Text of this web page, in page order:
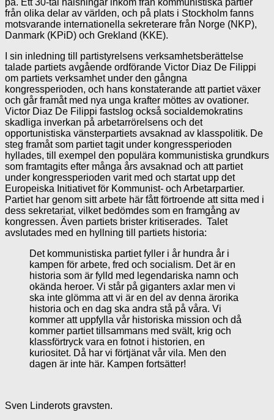
från olika delar av världen, och på plats i Stockholm fanns
motsvarande internationella sekreterare från Norge (NKP),
Danmark (KPiD) och Grekland (KKE).
I sin inledning till partistyrelsens verksamhetsberättelse
talade partiets avgående ordförande Victor Diaz De Filippi
om partiets verksamhet under den gångna
kongressperioden, och hans konstaterande att partiet växer
och går framåt med nya unga krafter möttes av ovationer.
Victor Diaz De Filippi fastslog också socialdemokratins
skadliga inverkan på arbetarrörelsens och det
opportunistiska vänsterpartiets avsaknad av klasspolitik. De
steg framåt som partiet tagit under kongressperioden
hyllades, till exempel den populära kommunistiska grundkurs
som framtagits efter många års avsaknad och att partiet
under kongressperioden varit med och startat upp det
Europeiska Initiativet för Kommunist- och Arbetarpartier.
Partiet har genom sitt arbete här fått förtroende att sitta med i
dess sekretariat, vilket bedömdes som en framgång av
kongressen. Även partiets brister kritiserades. Talet
avslutades med en hyllning till partiets historia:
Det kommunistiska partiet fyller i år hundra år i
kampen för arbete, fred och socialism. Det är en
historia som är fylld med legendariska namn och
okända heroer. Vi står på giganters axlar men vi
ska inte glömma att vi är en del av denna ärorika
historia och en dag ska andra stå på våra. Vi
kommer att uppfylla vår historiska mission och då
kommer partiet tillsammans med svält, krig och
klassförtryck vara en fotnot i historien, en
kuriositet. Då har vi förtjänat vår vila. Men den
dagen är inte här. Kampen fortsätter!
Sven Linderots gravsten.